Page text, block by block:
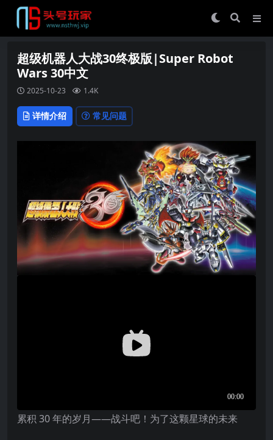
超级机器人大战30终极版|Super Robot
Wars 30中文
2025-10-23 1.4K
详情介绍 常见问题
累积 30 年的岁月——战斗吧！为了这颗星球的未来